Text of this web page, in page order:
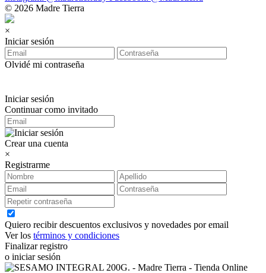
© 2026 Madre Tierra
×
Iniciar sesión
Olvidé mi contraseña
Iniciar sesión
Continuar como invitado
Crear una cuenta
×
Registrarme
Quiero recibir descuentos exclusivos y novedades por email
Ver los términos y condiciones
Finalizar registro
o iniciar sesión